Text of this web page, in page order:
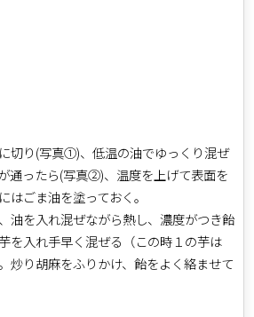
切り(写真①)、低温の油でゆっくり混ぜ
通ったら(写真②)、温度を上げて表面を
ごま油を塗っておく。
油を入れ混ぜながら熱し、濃度がつき飴
を入れ手早く混ぜる（この時１の芋は
炒り胡麻をふりかけ、飴をよく絡ませて